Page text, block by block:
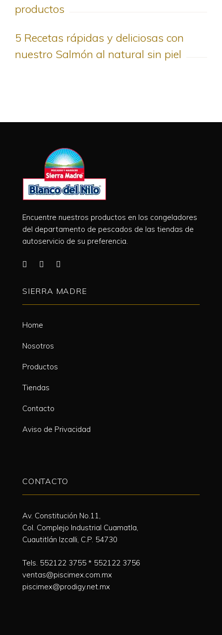
productos
5 Recetas rápidas y deliciosas con
nuestro Salmón al natural sin piel
Encuentre nuestros productos en los congeladores
del departamento de pescados de las tiendas de
autoservicio de su preferencia.
SIERRA MADRE
Home
Nosotros
Productos
Tiendas
Contacto
Aviso de Privacidad
CONTACTO
Av. Constitución No.11,
Col. Complejo Industrial Cuamatla,
Cuautitlán Izcalli, C.P. 54730
Tels. 552122 3755 * 552122 3756
ventas@piscimex.com.mx
piscimex@prodigy.net.mx